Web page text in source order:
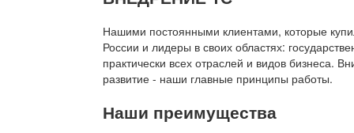
Нашими постоянными клиентами, которые
России и лидеры в своих областях:
практически всех отраслей и видов бизнеса.
развитие - наши главные принципы работы.
Наши преимущества